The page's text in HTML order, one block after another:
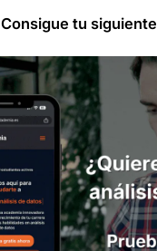
Consigue tu siguiente